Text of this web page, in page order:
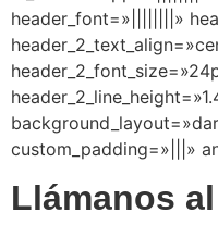
header_font=»||||||||»
custom_padding=»|||»
Llámanos al